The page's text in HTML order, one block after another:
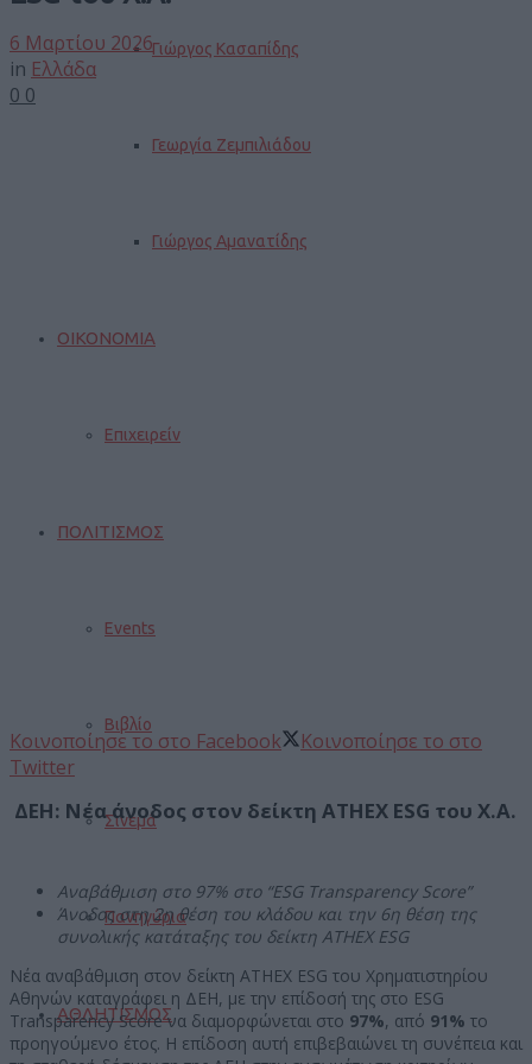
Γιώργος Κασαπίδης
Γεωργία Ζεμπιλιάδου
Γιώργος Αμανατίδης
ΟΙΚΟΝΟΜΙΑ
Επιχειρείν
ΠΟΛΙΤΙΣΜΟΣ
Events
Βιβλίο
Σινεμά
Πανηγύρια
ΑΘΛΗΤΙΣΜΟΣ
6 Μαρτίου 2026
in Ελλάδα
0 0
Κοινοποίησε το στο Facebook
Κοινοποίησε το στο
Twitter
ΔΕΗ: Νέα άνοδος στον δείκτη ATHEX ESG του Χ.Α.
Αναβάθμιση στο97% στο“ESG Transparency Score”
Άνοδος στη 2η θέση του κλάδου και την 6η θέση της
συνολικής κατάταξης του δείκτη ATHEX ESG
Νέα αναβάθμιση στον δείκτη ATHEX ESG του Χρηματιστηρίου
Αθηνών καταγράφει η ΔΕΗ, με την επίδοσή της στο ESG
Transparency Score να διαμορφώνεται στο 97%, από 91% το
προηγούμενο έτος. Η επίδοση αυτή επιβεβαιώνει τη συνέπεια και